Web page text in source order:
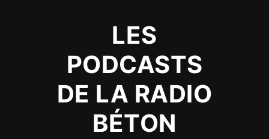
LES
PODCASTS
DE LA RADIO
BÉTON